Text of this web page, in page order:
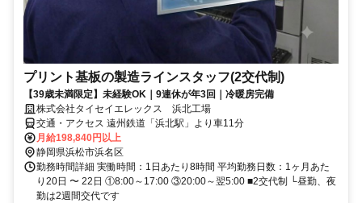
プリント基板の製造ラインスタッフ(2交代制)
【39歳未満限定】未経験OK｜9連休が年3回｜冷暖房完備
株式会社タイセイエレックス 浜北工場
交通・アクセス 遠州鉄道「浜北駅」より車11分
月給198,840円以上
静岡県浜松市浜名区
勤務時間詳細 実働時間：1日あたり8時間 平均勤務日数：1ヶ月あた
り20日 〜 22日 ①8:00～17:00 ③20:00～翌5:00 ■2交代制 └昼勤、夜
勤は2週間交代です